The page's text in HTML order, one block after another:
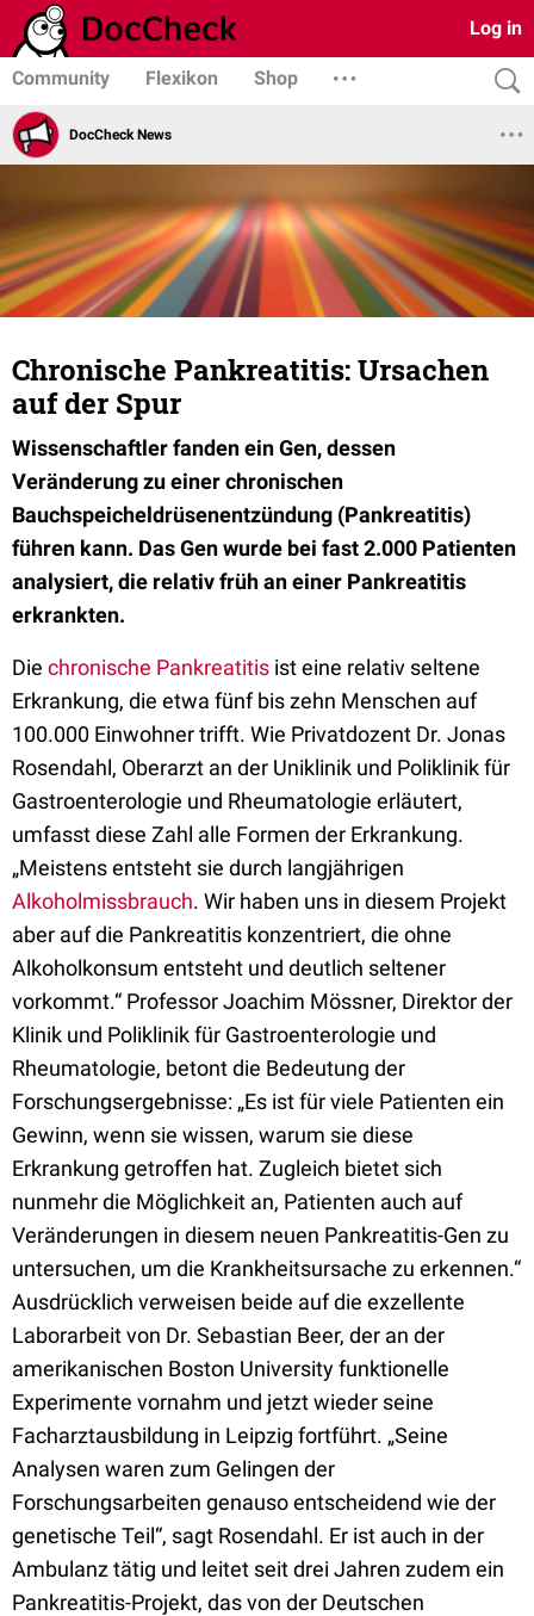
Log in
Community Flexikon Shop
DocCheck News
Chronische Pankreatitis: Ursachen
auf der Spur
Wissenschaftler fanden ein Gen, dessen
Veränderung zu einer chronischen
Bauchspeicheldrüsenentzündung (Pankreatitis)
führen kann. Das Gen wurde bei fast 2.000 Patienten
analysiert, die relativ früh an einer Pankreatitis
erkrankten.
Die chronische Pankreatitis ist eine relativ seltene
Erkrankung, die etwa fünf bis zehn Menschen auf
100.000 Einwohner trifft. Wie Privatdozent Dr. Jonas
Rosendahl, Oberarzt an der Uniklinik und Poliklinik für
Gastroenterologie und Rheumatologie erläutert,
umfasst diese Zahl alle Formen der Erkrankung.
„Meistens entsteht sie durch langjährigen
Alkoholmissbrauch. Wir haben uns in diesem Projekt
aber auf die Pankreatitis konzentriert, die ohne
Alkoholkonsum entsteht und deutlich seltener
vorkommt.“ Professor Joachim Mössner, Direktor der
Klinik und Poliklinik für Gastroenterologie und
Rheumatologie, betont die Bedeutung der
Forschungsergebnisse: „Es ist für viele Patienten ein
Gewinn, wenn sie wissen, warum sie diese
Erkrankung getroffen hat. Zugleich bietet sich
nunmehr die Möglichkeit an, Patienten auch auf
Veränderungen in diesem neuen Pankreatitis-Gen zu
untersuchen, um die Krankheitsursache zu erkennen.“
Ausdrücklich verweisen beide auf die exzellente
Laborarbeit von Dr. Sebastian Beer, der an der
amerikanischen Boston University funktionelle
Experimente vornahm und jetzt wieder seine
Facharztausbildung in Leipzig fortführt. „Seine
Analysen waren zum Gelingen der
Forschungsarbeiten genauso entscheidend wie der
genetische Teil“, sagt Rosendahl. Er ist auch in der
Ambulanz tätig und leitet seit drei Jahren zudem ein
Pankreatitis-Projekt, das von der Deutschen